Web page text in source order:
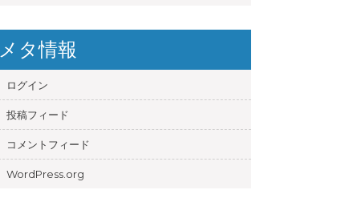
メタ情報
ログイン
投稿フィード
コメントフィード
WordPress.org